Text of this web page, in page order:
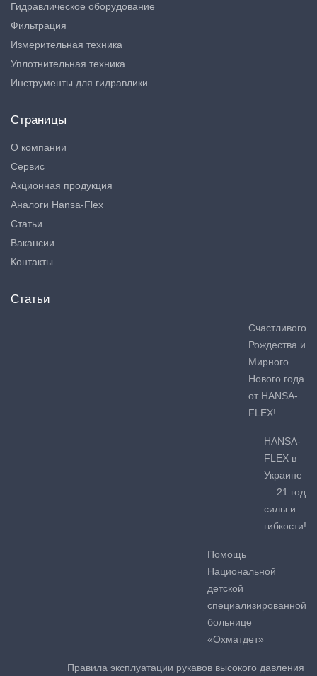
Гидравлическое оборудование
Фильтрация
Измерительная техника
Уплотнительная техника
Инструменты для гидравлики
Страницы
О компании
Сервис
Акционная продукция
Аналоги Hansa-Flex
Статьи
Вакансии
Контакты
Статьи
Счастливого
Рождества и
Мирного
Нового года
от HANSA-
FLEX!
HANSA-
FLEX в
Украине
— 21 год
силы и
гибкости!
Помощь
Национальной
детской
специализированной
больнице
«Охматдет»
Правила эксплуатации рукавов высокого давления